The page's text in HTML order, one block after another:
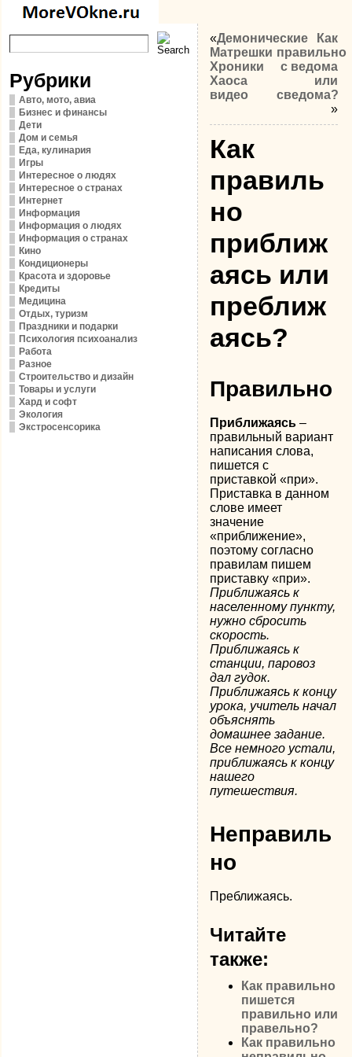
Рубрики
Авто, мото, авиа
Бизнес и финансы
Дети
Дом и семья
Еда, кулинария
Игры
Интересное о людях
Интересное о странах
Интернет
Информация
Информация о людях
Информация о странах
Кино
Кондиционеры
Красота и здоровье
Кредиты
Медицина
Отдых, туризм
Праздники и подарки
Психология психоанализ
Работа
Разное
Строительство и дизайн
Товары и услуги
Хард и софт
Экология
Экстросенсорика
«Демонические
Матрешки
Хроники
Хаоса
видео
Как
правильно
с ведома
или
сведома?
»
Как
правиль
но
приближ
аясь или
преближ
аясь?
Правильно
Приближаясь –
правильный вариант
написания слова,
пишется с
приставкой «при».
Приставка в данном
слове имеет
значение
«приближение»,
поэтому согласно
правилам пишем
приставку «при».
Приближаясь к
населенному пункту,
нужно сбросить
скорость.
Приближаясь к
станции, паровоз
дал гудок.
Приближаясь к концу
урока, учитель начал
объяснять
домашнее задание.
Все немного устали,
приближаясь к концу
нашего
путешествия.
Неправиль
но
Преближаясь.
Читайте
также:
Как правильно
пишется
правильно или
правельно?
Как правильно